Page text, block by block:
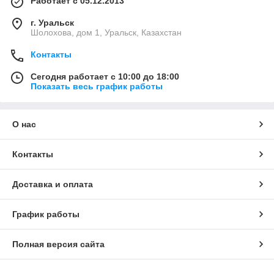
г. Уральск
Шолохова, дом 1, Уральск, Казахстан
Контакты
Сегодня работает с 10:00 до 18:00
Показать весь график работы
О нас
Контакты
Доставка и оплата
График работы
Полная версия сайта